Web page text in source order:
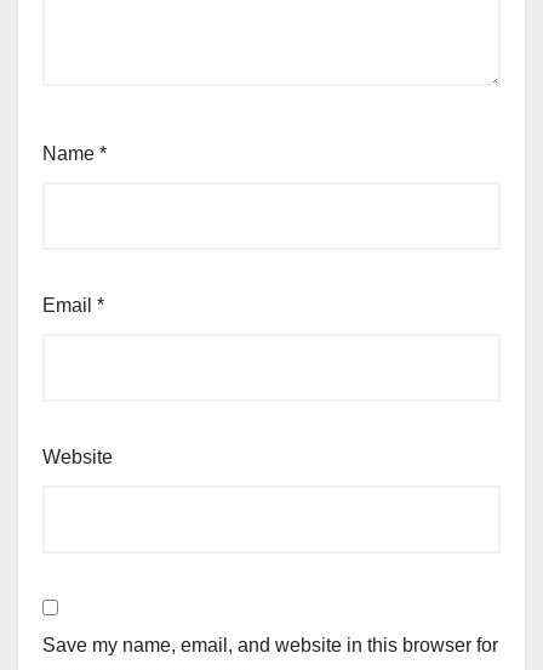
Name *
Email *
Website
Save my name, email, and website in this browser for